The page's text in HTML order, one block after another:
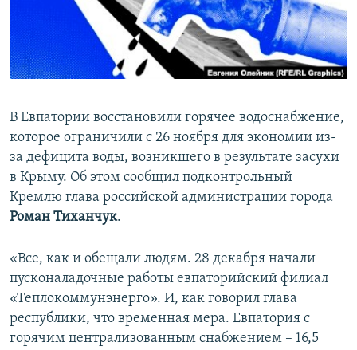
ПОБЕДИТЕЛЕЙ НЕ СУДЯТ?
КРЫМ.НЕПОКОРЕННЫЙ
ELIFBE
ПРИСОЕДИНЯЙТЕСЬ!
Все сайты RFE/RL
В Евпатории восстановили горячее водоснабжение,
которое ограничили с 26 ноября для экономии из-
за дефицита воды, возникшего в результате засухи
в Крыму. Об этом сообщил подконтрольный
Кремлю глава российской администрации города
Роман Тиханчук.
«Все, как и обещали людям. 28 декабря начали
пусконаладочные работы евпаторийский филиал
«Теплокоммунэнерго». И, как говорил глава
республики, что временная мера. Евпатория с
горячим централизованным снабжением – 16,5